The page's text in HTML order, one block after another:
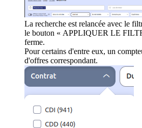
La recherche est relancée avec le
le bouton « APPLIQUER LE
ferme.
Pour certains d'entre eux, un
d'offres correspondant.